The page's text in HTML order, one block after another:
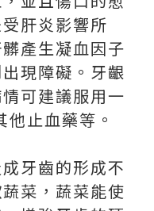
肝炎影響所
產生凝血因子
現障礙。牙齦
可建議服用一
止血藥等。
牙齒的形成不
菜，蔬菜能使